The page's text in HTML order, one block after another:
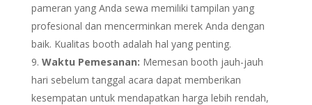
pameran yang Anda sewa memiliki tampilan yang
profesional dan mencerminkan merek Anda dengan
baik. Kualitas booth adalah hal yang penting.
Waktu Pemesanan: Memesan booth jauh-jauh
hari sebelum tanggal acara dapat memberikan
kesempatan untuk mendapatkan harga lebih rendah,